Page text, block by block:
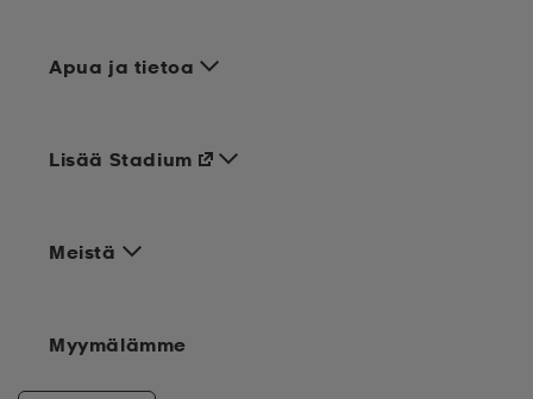
Apua ja tietoa
Meistä
Lisää Stadium
Myymälämme